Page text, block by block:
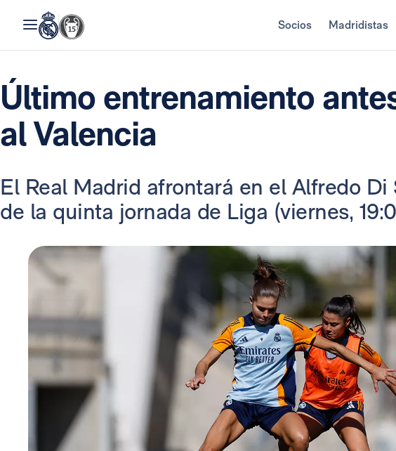
Socios Madridistas
Último entrenamiento
al Valencia
El Real Madrid afrontará en el Alfredo
de la quinta jornada de Liga (viernes,